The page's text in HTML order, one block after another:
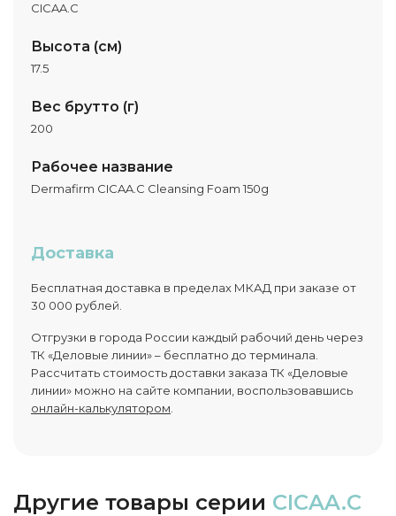
CICAA.C
Высота (см)
17.5
Вес брутто (г)
200
Рабочее название
Dermafirm CICAA.C Cleansing Foam 150g
Доставка
Бесплатная доставка в пределах МКАД при заказе от
30 000 рублей.
Отгрузки в города России каждый рабочий день через
ТК «Деловые линии» – бесплатно до терминала.
Рассчитать стоимость доставки заказа ТК «Деловые
линии» можно на сайте компании, воспользовавшись
онлайн-калькулятором
Другие товары серии CICAA.C